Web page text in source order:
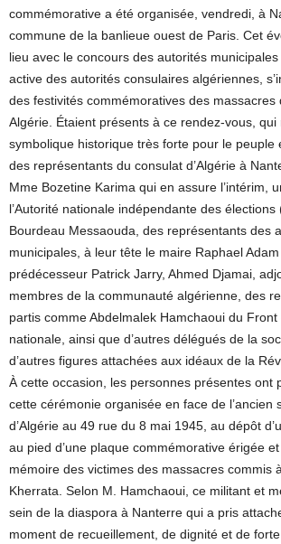
commémorative a été organisée, vendredi, à
commune de la banlieue ouest de Paris. Cet
lieu avec le concours des autorités
active des autorités consulaires algériennes,
des festivités commémoratives des massacres
Algérie. Étaient présents à ce rendez-vous, qui
symbolique historique très forte pour le peuple
des représentants du consulat d’Algérie à
Mme Bozetine Karima qui en assure l’intérim,
l’Autorité nationale indépendante des élections
Bourdeau Messaouda, des représentants des
municipales, à leur tête le maire Raphael
prédécesseur Patrick Jarry, Ahmed Djamai,
membres de la communauté algérienne, des
partis comme Abdelmalek Hamchaoui du Front
nationale, ainsi que d’autres délégués de la
d’autres figures attachées aux idéaux de la
À cette occasion, les personnes présentes ont
cette cérémonie organisée en face de l’ancien
d’Algérie au 49 rue du 8 mai 1945, au dépôt
au pied d’une plaque commémorative érigée
mémoire des victimes des massacres commis
Kherrata. Selon M. Hamchaoui, ce militant et
sein de la diaspora à Nanterre qui a pris
moment de recueillement, de dignité et de